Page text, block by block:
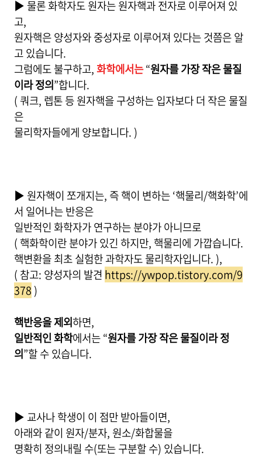
▶ 물론 화학자도 원자는 원자핵과 전자로 이루어져 있
고,
원자핵은 양성자와 중성자로 이루어져 있다는 것쯤은 알
고 있습니다.
그럼에도 불구하고,화학에서는“원자를 가장 작은 물질
이라 정의”합니다.
( 쿼크, 렙톤 등 원자핵을 구성하는 입자보다 더 작은 물질
은
물리학자들에게 양보합니다. )
▶ 원자핵이 쪼개지는, 즉 핵이 변하는 ‘핵물리/핵화학’에
서 일어나는 반응은
일반적인 화학자가 연구하는 분야가 아니므로
( 핵화학이란 분야가 있긴 하지만, 핵물리에 가깝습니다.
핵변환을 최초 실험한 과학자도 물리학자입니다. ),
( 참고: 양성자의 발견 https://ywpop.tistory.com/9
378 )
핵반응을 제외하면,
일반적인 화학에서는 “원자를 가장 작은 물질이라 정
의”할 수 있습니다.
▶ 교사나 학생이 이 점만 받아들이면,
아래와 같이 원자/분자, 원소/화합물을
명확히 정의내릴 수(또는 구분할 수) 있습니다.